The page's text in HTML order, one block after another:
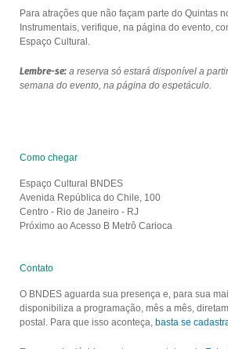
Para atrações que não façam parte do Quintas
Instrumentais, verifique, na página do evento,
Espaço Cultural.
Lembre-se:a reserva só estará disponível a
semana do evento, na página do espetáculo.
Como chegar
Espaço Cultural BNDES
Avenida República do Chile, 100
Centro - Rio de Janeiro - RJ
Próximo ao Acesso B Metrô Carioca
Contato
O BNDES aguarda sua presença e, para sua
disponibiliza a programação, mês a mês,
postal. Para que isso aconteça, basta se